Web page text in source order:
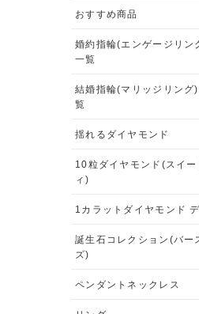
おすすめ商品
婚約指輪(エンゲージリン
一覧
結婚指輪(マリッジリング
覧
揺れるダイヤモンド
10粒ダイヤモンド(スイー
ィ)
1カラットダイヤモンド
誕生石コレクション(バー
ズ)
ペンダントネックレス